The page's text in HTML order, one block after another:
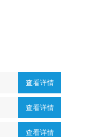
查看详情
查看详情
查看详情